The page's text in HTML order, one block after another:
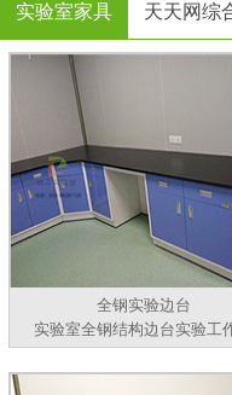
实验室家具 天天网综
全钢实验边台
实验室全钢结构边台实验工